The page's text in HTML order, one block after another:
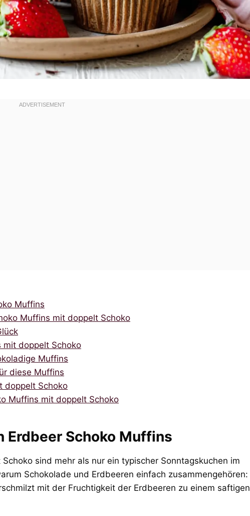
Muffins
Muffins mit doppelt Schoko
mit doppelt Schoko
Muffins
diese Muffins
doppelt Schoko
Muffins mit doppelt Schoko
Erdbeer Schoko Muffins
sind mehr als nur ein typischer Sonntagskuchen im
Schokolade und Erdbeeren einfach zusammengehören:
mit der Fruchtigkeit der Erdbeeren zu einem saftigen